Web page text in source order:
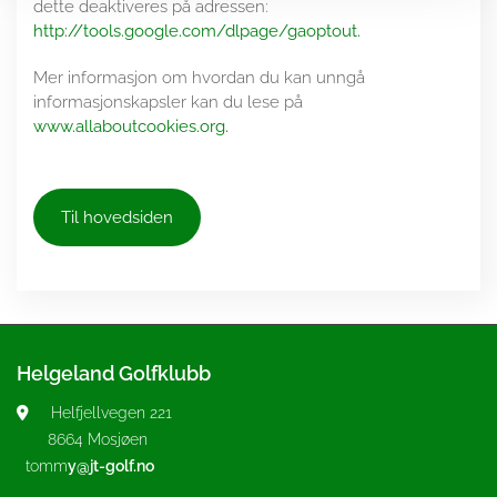
dette deaktiveres på adressen:
http://tools.google.com/dlpage/gaoptout.
Mer informasjon om hvordan du kan unngå
informasjonskapsler kan du lese på
www.allaboutcookies.org.
Til hovedsiden
Helgeland Golfklubb
 Helfjellvegen 221
8664 Mosjøen
tommy@jt-golf.no